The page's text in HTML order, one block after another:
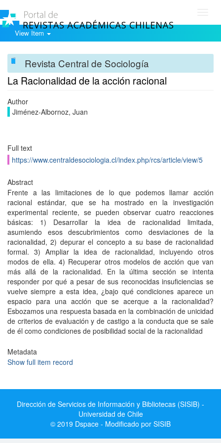
View Item
Revista Central de Sociología
La Racionalidad de la acción racional
Author
Jiménez-Albornoz, Juan
Full text
https://www.centraldesociologia.cl/index.php/rcs/article/view/5
Abstract
Frente a las limitaciones de lo que podemos llamar acción
racional estándar, que se ha mostrado en la investigación
experimental reciente, se pueden observar cuatro reacciones
básicas: 1) Desarrollar la idea de racionalidad limitada,
asumiendo esos descubrimientos como desviaciones de la
racionalidad, 2) depurar el concepto a su base de racionalidad
formal. 3) Ampliar la idea de racionalidad, incluyendo otros
modos de ella. 4) Recuperar otros modelos de acción que van
más allá de la racionalidad. En la última sección se intenta
responder por qué a pesar de sus reconocidas insuficiencias se
vuelve siempre a esta idea, ¿bajo qué condiciones aparece un
espacio para una acción que se acerque a la racionalidad?
Esbozamos una respuesta basada en la combinación de unicidad
de criterios de evaluación y de castigo a la conducta que se sale
de él como condiciones de posibilidad social de la racionalidad
Metadata
Show full item record
Dirección de Servicios de Información y Bibliotecas (SISIB) -
Universidad de Chile
© 2019 Dspace - Modificado por SISIB